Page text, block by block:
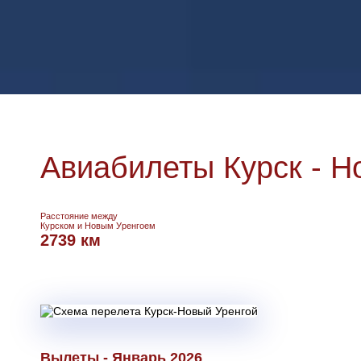
Авиабилеты Курск -
Расстояние между
Курском и Новым Уренгоем
2739 км
Вылеты - Январь 2026